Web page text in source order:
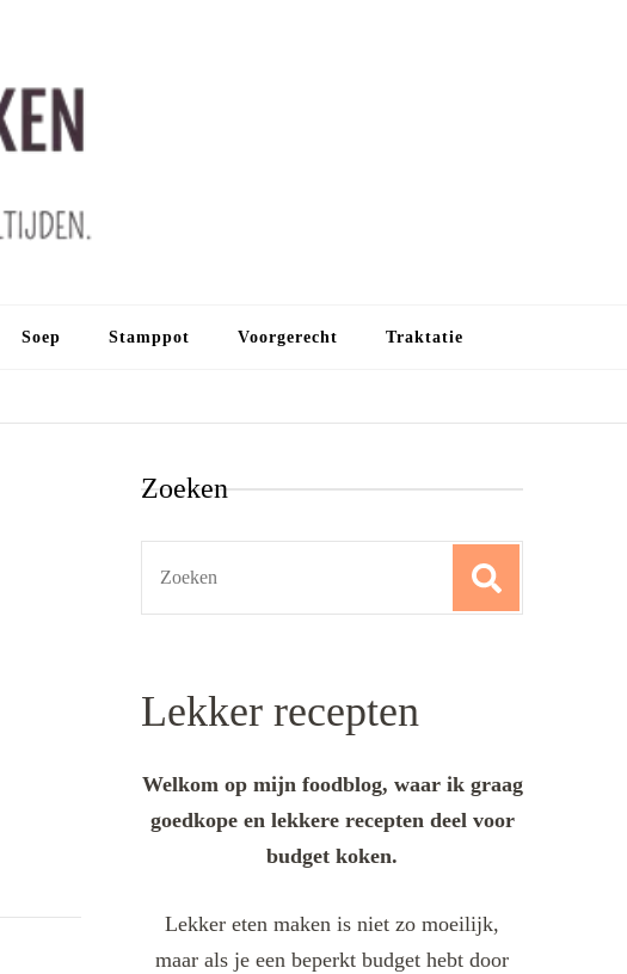
Soep Stamppot Voorgerecht Traktatie
Zoeken
Lekker recepten
Welkom op mijn foodblog, waar ik graag
goedkope en lekkere recepten deel voor
budget koken.
Lekker eten maken is niet zo moeilijk,
maar als je een beperkt budget hebt door